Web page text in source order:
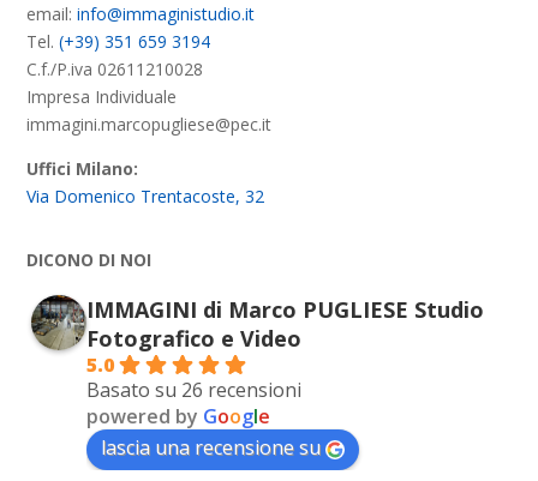
email:info@immaginistudio.it
Tel.(+39) 351 659 3194
C.f./P.iva 02611210028
Impresa Individuale
immagini.marcopugliese@pec.it
Uffici Milano:
Via Domenico Trentacoste, 32
DICONO DI NOI
IMMAGINI di Marco PUGLIESE Studio
Fotografico e Video
5.0
Basato su 26 recensioni
powered by Google
lascia una recensione su